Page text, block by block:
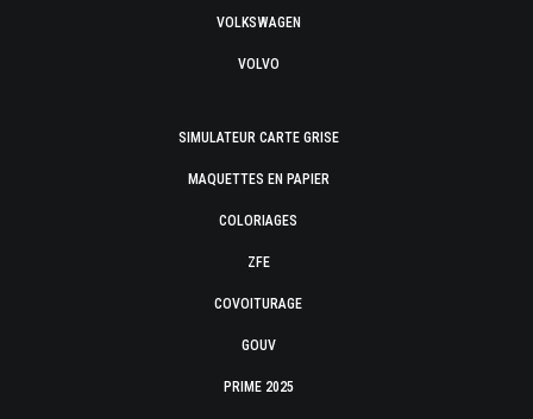
VOLKSWAGEN
VOLVO
SIMULATEUR CARTE GRISE
MAQUETTES EN PAPIER
COLORIAGES
ZFE
COVOITURAGE
GOUV
PRIME 2025